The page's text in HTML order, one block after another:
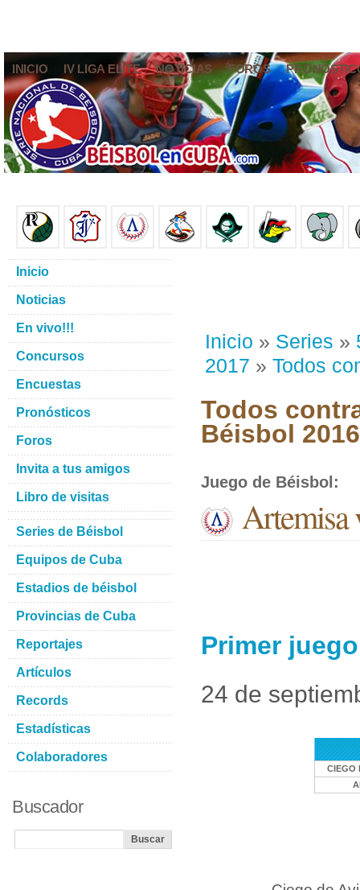
INICIO IV LIGA ELITE NOTICIAS FOROS
Inicio » Series »
2017 » Todos
Todos
Béisbol
Juego de Béisbol :
Artemisa
Primer
24 de
CIEGO
Inicio
Noticias
En vivo!!!
Concursos
Encuestas
Pronósticos
Foros
Invita a tus amigos
Libro de visitas
Series de Béisbol
Equipos de Cuba
Estadios de béisbol
Provincias de Cuba
Reportajes
Artículos
Records
Estadísticas
Colaboradores
Buscador